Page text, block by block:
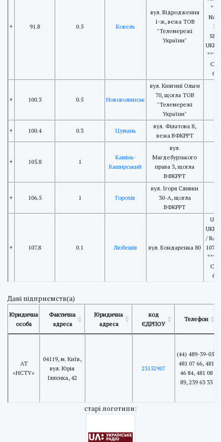
+ 91.8 0.5 Ковель
вул. Відродження
1-ж, вежа ТОВ
"Телемережі
України"
+ 100.3 0.5 Нововолинськ
вул. Княгині Ольги
70, щогла ТОВ
"Телемережі
України"
+ 100.4 0.3 Цумань
вул. Філатова 8,
вежа ВФКРРТ
+ 105.8 1
Камінь-
Каширський
вул.
Магдебурзького
права 3, щогла
ВФКРРТ
+ 106.5 1 Горохів
вул. Ігоря Сливки
30-А, щогла
ВФКРРТ
+ 107.8 0.1 Любешів вул. Бондаренка 80
/
Дані підприємств(а)
Юридична
особа
Фактична
адреса
Юридична
адреса
код
ЄДРПОУ
Телефон
АТ
«НСТУ»
04119, м. Київ,
вул. Юрія
Іллєнка, 42
23152907
(44) 489-39-05,
481 07 66, 481
46 84, 481 08
89, 239 63 33
cтарі логотипи: